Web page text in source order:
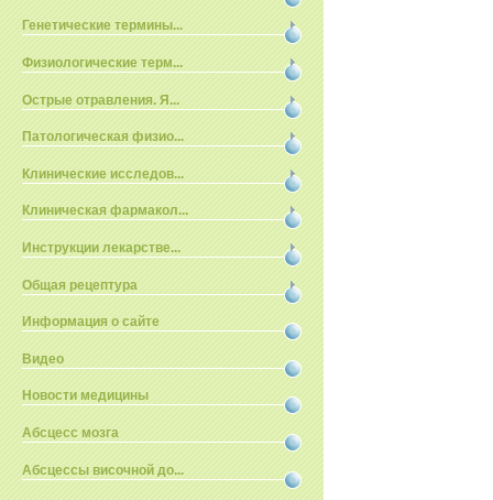
Генетические термины...
Физиологические терм...
Острые отравления. Я...
Патологическая физио...
Клинические исследов...
Клиническая фармакол...
Инструкции лекарстве...
Общая рецептура
Информация о сайте
Видео
Новости медицины
Абсцесс мозга
Абсцессы височной до...